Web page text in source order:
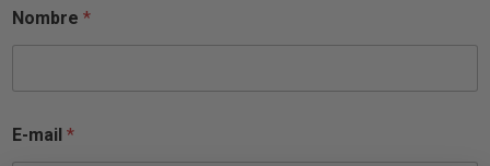
Nombre *
E-mail *